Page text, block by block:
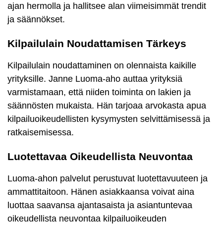
ajan hermolla ja hallitsee alan viimeisimmät trendit
ja säännökset.
Kilpailulain Noudattamisen Tärkeys
Kilpailulain noudattaminen on olennaista kaikille
yrityksille. Janne Luoma-aho auttaa yrityksiä
varmistamaan, että niiden toiminta on lakien ja
säännösten mukaista. Hän tarjoaa arvokasta apua
kilpailuoikeudellisten kysymysten selvittämisessä ja
ratkaisemisessa.
Luotettavaa Oikeudellista Neuvontaa
Luoma-ahon palvelut perustuvat luotettavuuteen ja
ammattitaitoon. Hänen asiakkaansa voivat aina
luottaa saavansa ajantasaista ja asiantuntevaa
oikeudellista neuvontaa kilpailuoikeuden